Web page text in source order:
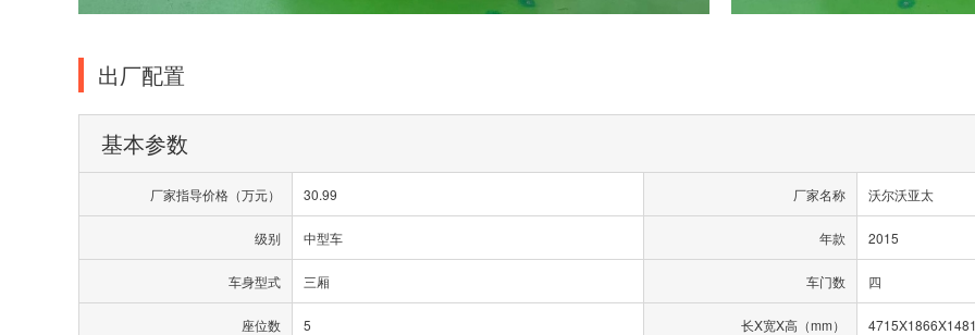
出厂配置
基本参数
厂家指导价格（万元） 30.99 厂家名称 沃尔沃亚太
级别 中型车 年款 2015
车身型式 三厢 车门数 四
座位数 5 长X宽X高（mm）